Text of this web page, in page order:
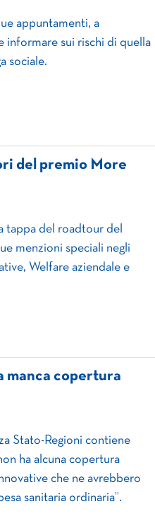
appuntamenti, a
informare sui rischi di quella
sociale.
del premio More
tappa del roadtour del
menzioni speciali negli
Welfare aziendale e
manca copertura
Stato-Regioni contiene
ha alcuna copertura
che ne avrebbero
sanitaria ordinaria”.